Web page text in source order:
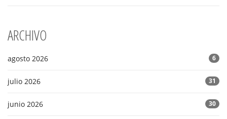
ARCHIVO
agosto 2026 6
julio 2026 31
junio 2026 30